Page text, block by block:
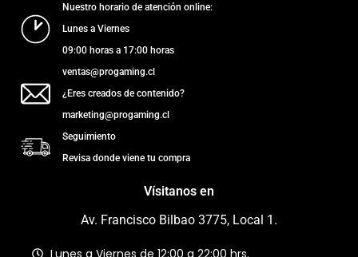
Nuestro horario de atención online:
Lunes a Viernes
09:00 horas a 17:00 horas
ventas@progaming.cl
¿Eres creados de contenido?
marketing@progaming.cl
Seguimiento
Revisa donde viene tu compra
Vísitanos en
Av. Francisco Bilbao 3775, Local 1.
Lunes a Viernes de 12:00 a 22:00 hrs.